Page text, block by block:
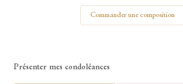
Votre nom
Commander une composition
Présenter mes condoléances